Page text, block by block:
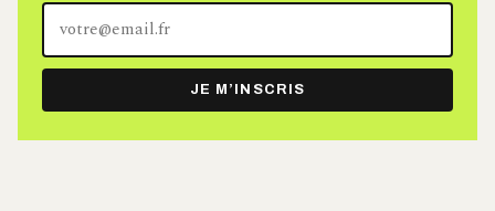
Votre
adresse
e-
mail
JE M’INSCRIS